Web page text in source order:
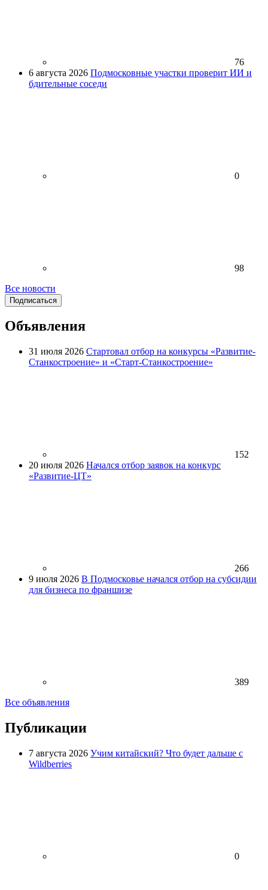
76
6 августа 2026 Подмосковные участки проверит ИИ и
бдительные соседи
0
98
Все новости
Подписаться
Объявления
31 июля 2026 Стартовал отбор на конкурсы «Развитие-
Станкостроение» и «Старт-Станкостроение»
152
20 июля 2026 Начался отбор заявок на конкурс
«Развитие-ЦТ»
266
9 июля 2026 В Подмосковье начался отбор на субсидии
для бизнеса по франшизе
389
Все объявления
Публикации
7 августа 2026 Учим китайский? Что будет дальше с
Wildberries
0